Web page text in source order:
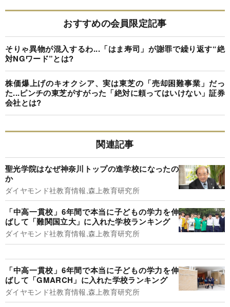
おすすめの会員限定記事
そりゃ異物が混入するわ...「はま寿司」が謝罪で繰り返す“絶
対NGワード”とは?
株価爆上げのキオクシア、実は東芝の「売却困難事業」だっ
た...ピンチの東芝がすがった「絶対に頼ってはいけない」証券
会社とは?
関連記事
聖光学院はなぜ神奈川トップの進学校になったの
か
ダイヤモンド社教育情報,森上教育研究所
「中高一貫校」6年間で本当に子どもの学力を伸
ばして「難関国立大」に入れた学校ランキング
ダイヤモンド社教育情報,森上教育研究所
「中高一貫校」6年間で本当に子どもの学力を伸
ばして「GMARCH」に入れた学校ランキング
ダイヤモンド社教育情報,森上教育研究所